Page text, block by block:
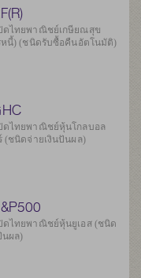
ดไทยพาณิชย์เกษียณสุข
หนี้) (ชนิดรับซื้อคืนอัตโนมัติ)
ดไทยพาณิชย์หุ้นโกลบอล
(ชนิดจ่ายเงินปันผล)
ดไทยพาณิชย์หุ้นยูเอส (ชนิด
นผล)